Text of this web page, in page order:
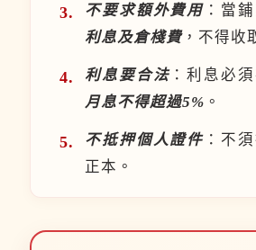
不要求額外費用 ：當
利息及倉棧費，不得收
利息要合法：利息必須
月息不得超過5% 。
不抵押個人證件 ：不
正本。